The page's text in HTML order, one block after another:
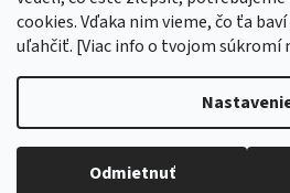
cookies. Vďaka nim vieme, čo ťa
uľahčiť. [Viac info o tvojom súkromí
Odmietnuť
Vytvoril
Copyright 2026marTee.sk. Všetky